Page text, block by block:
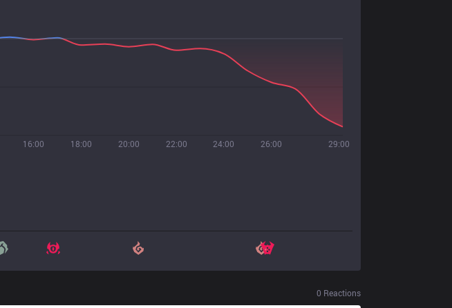
16:00 18:00 20:00 22:00 24:00 26:00 29:00
0 Reactions